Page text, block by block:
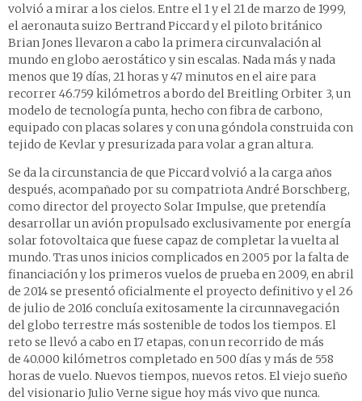
volvió a mirar a los cielos. Entre el 1 y el 21 de marzo de 1999,
el aeronauta suizo Bertrand Piccard y el piloto británico
Brian Jones llevaron a cabo la primera circunvalación al
mundo en globo aerostático y sin escalas. Nada más y nada
menos que 19 días, 21 horas y 47 minutos en el aire para
recorrer 46.759 kilómetros a bordo del Breitling Orbiter 3, un
modelo de tecnología punta, hecho con fibra de carbono,
equipado con placas solares y con una góndola construida con
tejido de Kevlar y presurizada para volar a gran altura.
Se da la circunstancia de que Piccard volvió a la carga años
después, acompañado por su compatriota André Borschberg,
como director del proyecto Solar Impulse, que pretendía
desarrollar un avión propulsado exclusivamente por energía
solar fotovoltaica que fuese capaz de completar la vuelta al
mundo. Tras unos inicios complicados en 2005 por la falta de
financiación y los primeros vuelos de prueba en 2009, en abril
de 2014 se presentó oficialmente el proyecto definitivo y el 26
de julio de 2016 concluía exitosamente la circunnavegación
del globo terrestre más sostenible de todos los tiempos. El
reto se llevó a cabo en 17 etapas, con un recorrido de más
de 40.000 kilómetros completado en 500 días y más de 558
horas de vuelo. Nuevos tiempos, nuevos retos. El viejo sueño
del visionario Julio Verne sigue hoy más vivo que nunca.